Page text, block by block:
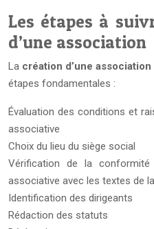
Les étapes à
d’une association
La création d’une association
étapes fondamentales :
Évaluation des conditions et
associative
Choix du lieu du siège social
Vérification de la
associative avec les textes de
Identification des dirigeants
Rédaction des statuts